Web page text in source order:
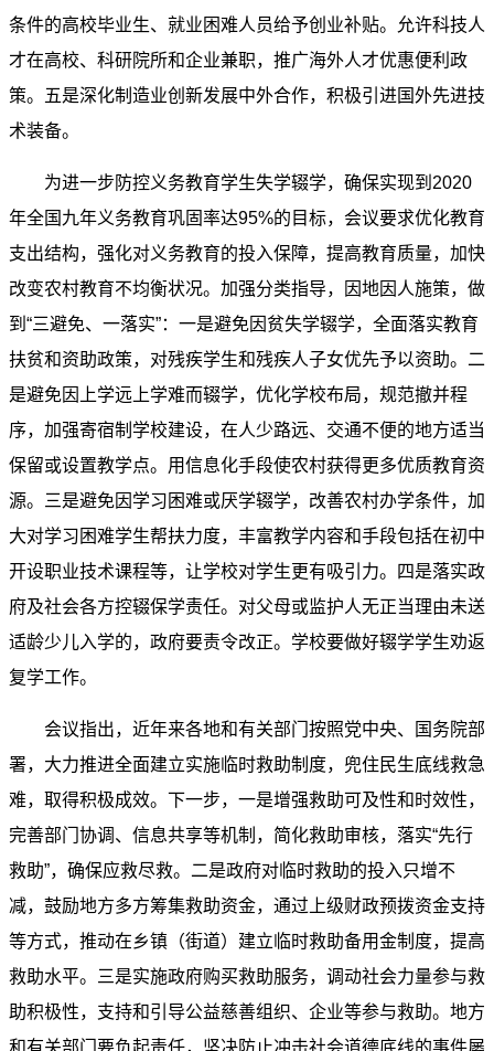
条件的高校毕业生、就业困难人员给予创业补贴。允许科技人
才在高校、科研院所和企业兼职，推广海外人才优惠便利政
策。五是深化制造业创新发展中外合作，积极引进国外先进技
术装备。
为进一步防控义务教育学生失学辍学，确保实现到2020
年全国九年义务教育巩固率达95%的目标，会议要求优化教育
支出结构，强化对义务教育的投入保障，提高教育质量，加快
改变农村教育不均衡状况。加强分类指导，因地因人施策，做
到“三避免、一落实”：一是避免因贫失学辍学，全面落实教育
扶贫和资助政策，对残疾学生和残疾人子女优先予以资助。二
是避免因上学远上学难而辍学，优化学校布局，规范撤并程
序，加强寄宿制学校建设，在人少路远、交通不便的地方适当
保留或设置教学点。用信息化手段使农村获得更多优质教育资
源。三是避免因学习困难或厌学辍学，改善农村办学条件，加
大对学习困难学生帮扶力度，丰富教学内容和手段包括在初中
开设职业技术课程等，让学校对学生更有吸引力。四是落实政
府及社会各方控辍保学责任。对父母或监护人无正当理由未送
适龄少儿入学的，政府要责令改正。学校要做好辍学学生劝返
复学工作。
会议指出，近年来各地和有关部门按照党中央、国务院部
署，大力推进全面建立实施临时救助制度，兜住民生底线救急
难，取得积极成效。下一步，一是增强救助可及性和时效性，
完善部门协调、信息共享等机制，简化救助审核，落实“先行
救助”，确保应救尽救。二是政府对临时救助的投入只增不
减，鼓励地方多方筹集救助资金，通过上级财政预拨资金支持
等方式，推动在乡镇（街道）建立临时救助备用金制度，提高
救助水平。三是实施政府购买救助服务，调动社会力量参与救
助积极性，支持和引导公益慈善组织、企业等参与救助。地方
和有关部门要负起责任，坚决防止冲击社会道德底线的事件屡